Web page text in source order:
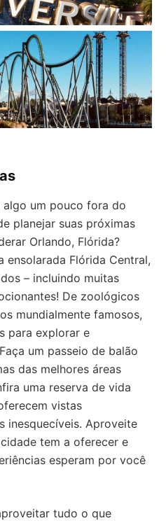
um pouco fora do
planejar suas próximas
Orlando, Flórida?
ensolarada Flórida Central,
– incluindo muitas
De zoológicos
mundialmente famosos,
para explorar e
um passeio de balão
das melhores áreas
uma reserva de vida
vistas
inesquecíveis. Aproveite
tem a oferecer e
esperam por você
tudo o que